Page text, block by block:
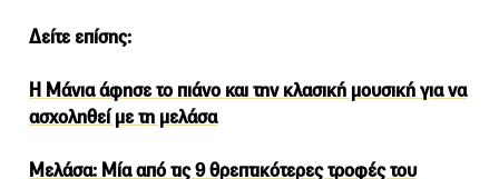
Δείτε επίσης:
Η Μάνια άφησε το πιάνο και την κλασική μουσική για να
ασχοληθεί με τη μελάσα
Μελάσα: Μία από τις 9 θρεπτικότερες τροφές του